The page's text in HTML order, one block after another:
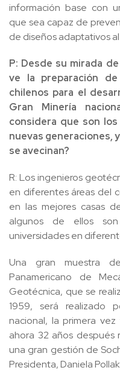
información base con
que sea capaz de
de diseños adaptativos
P: Desde su mirada
ve la preparación
chilenos para el
Gran Minería
considera que son
nuevas generaciones,
se avecinan?
R: Los ingenieros
en diferentes áreas del
en las mejores casas
algunos de ellos son
universidades en
Una gran muestra
Panamericano de
Geotécnica, que se
1959, será realizado
nacional, la primera
ahora 32 años después
una gran gestión de
Presidenta, Daniela